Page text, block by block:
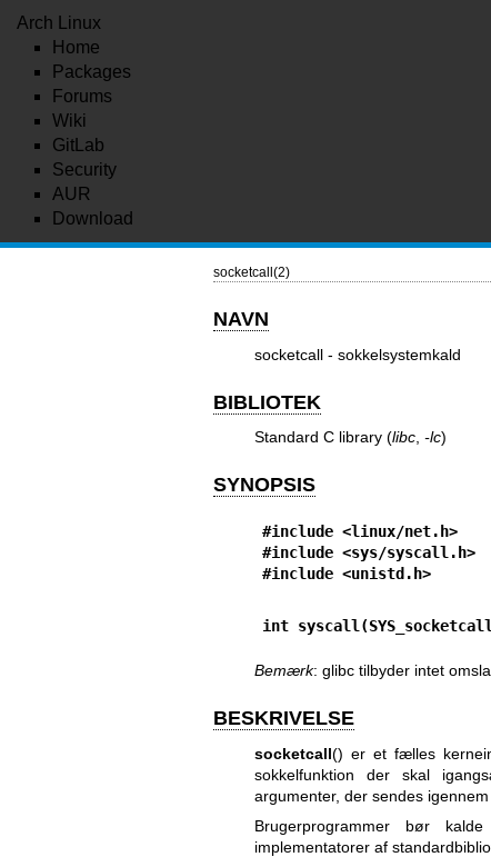
Arch Linux
Home
Packages
Forums
Wiki
GitLab
Security
AUR
Download
socketcall(2)
NAVN
socketcall - sokkelsystemkald
BIBLIOTEK
Standard C library (libc, -lc)
SYNOPSIS
#include <linux/net.h>
#include <sys/syscall.h>
#include <unistd.h>
int
Bemærk: glibc tilbyder intet
BESKRIVELSE
socketcall() er et fælles
sokkelfunktion der skal
argumenter, der sendes
Brugerprogrammer bør
implementatorer af